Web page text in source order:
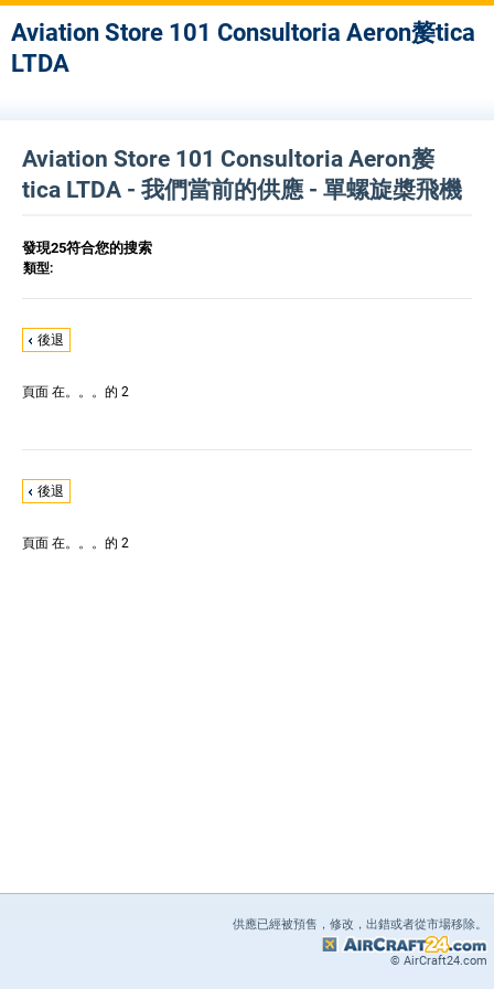
Aviation Store 101 Consultoria Aeron嫠tica
LTDA
Aviation Store 101 Consultoria Aeron嫠
tica LTDA - 我們當前的供應 - 單螺旋槳飛機
發現25符合您的搜索
類型:
後退
頁面 在。。。的 2
後退
頁面 在。。。的 2
供應已經被預售，修改，出錯或者從市場移除。
© AirCraft24.com